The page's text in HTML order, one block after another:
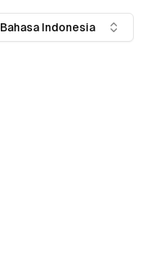
Bahasa Indonesia